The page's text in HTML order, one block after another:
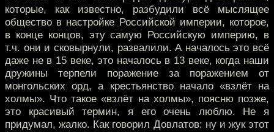
которые, как известно, разбудили всё мыслящее
общество в настройке Российской империи, которое,
в конце концов, эту самую Российскую империю, в
т.ч. они и сковырнули, развалили. А началось это всё
даже не в 15 веке, это началось в 13 веке, когда наши
дружины терпели поражение за поражением от
монгольских орд, а крестьянство начало «взлёт на
холмы». Что такое «взлёт на холмы», поясню позже,
это красивый термин, я его очень люблю. Не я
придумал, жалко. Как говорил Довлатов: ну и жук этот